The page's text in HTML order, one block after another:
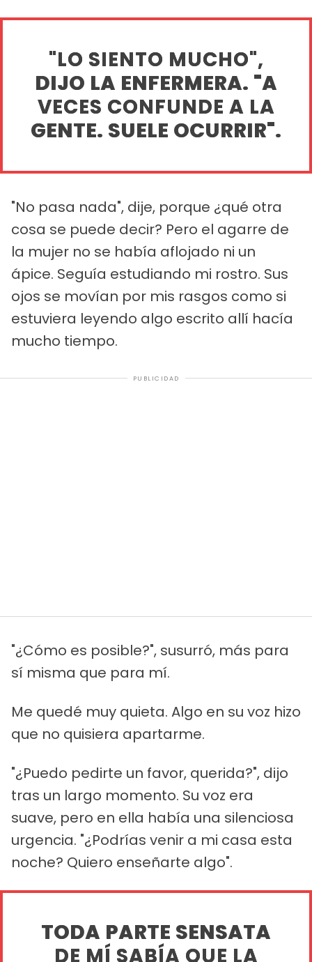
"LO SIENTO MUCHO",
DIJO LA ENFERMERA. "A
VECES CONFUNDE A LA
GENTE. SUELE OCURRIR".
"No pasa nada", dije, porque ¿qué otra
cosa se puede decir? Pero el agarre de
la mujer no se había aflojado ni un
ápice. Seguía estudiando mi rostro. Sus
ojos se movían por mis rasgos como si
estuviera leyendo algo escrito allí hacía
mucho tiempo.
PUBLICIDAD
"¿Cómo es posible?", susurró, más para
sí misma que para mí.
Me quedé muy quieta. Algo en su voz hizo
que no quisiera apartarme.
"¿Puedo pedirte un favor, querida?", dijo
tras un largo momento. Su voz era
suave, pero en ella había una silenciosa
urgencia. "¿Podrías venir a mi casa esta
noche? Quiero enseñarte algo".
TODA PARTE SENSATA
DE MÍ SABÍA QUE LA